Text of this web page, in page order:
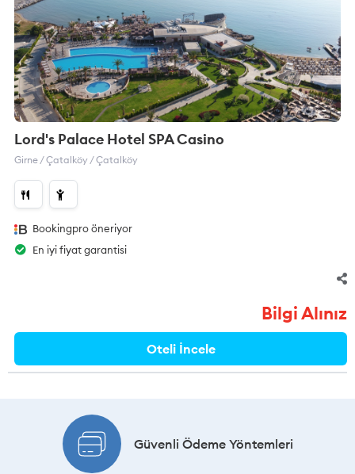
Lord's Palace Hotel SPA Casino
Girne / Çatalköy / Çatalköy
Bookingpro öneriyor
En iyi fiyat garantisi
Bilgi Alınız
Oteli İncele
Güvenli Ödeme Yöntemleri